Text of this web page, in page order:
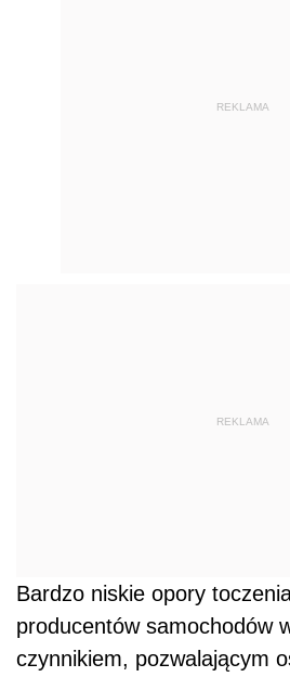
REKLAMA
REKLAMA
Bardzo niskie opory
producentów samochodów
czynnikiem, pozwalającym